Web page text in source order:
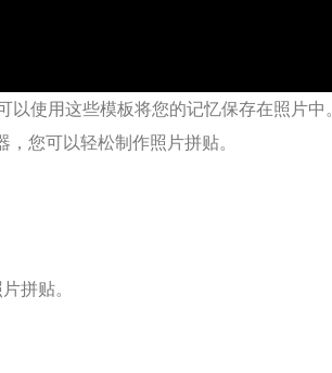
使用这些模板将您的记忆保存在照片中。
您可以轻松制作照片拼贴。
拼贴。